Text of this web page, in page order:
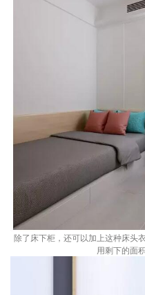
除了床下柜，还可以加上这种床头
用剩下的面